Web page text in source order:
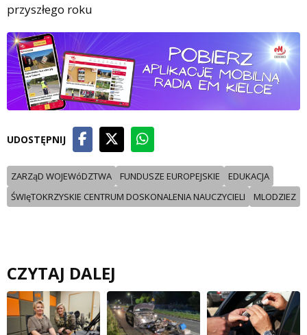
przyszłego roku
UDOSTĘPNIJ
ZARZąD WOJEWóDZTWA FUNDUSZE EUROPEJSKIE
EDUKACJA
ŚWIęTOKRZYSKIE CENTRUM DOSKONALENIA NAUCZYCIELI
MLODZIEZ
CZYTAJ DALEJ